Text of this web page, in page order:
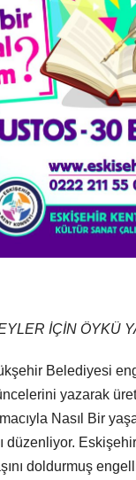
İÇİN ÖYKÜ
Belediyesi
yazarak
Nasıl Bir
düzenliyor.
doldurmuş